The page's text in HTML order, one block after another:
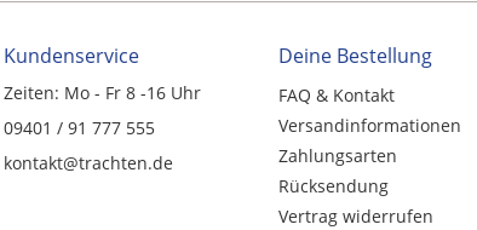
Kundenservice
Zeiten: Mo - Fr 8 -16 Uhr
09401 / 91 777 555
kontakt@trachten.de
Deine Bestellung
FAQ & Kontakt
Versandinformationen
Zahlungsarten
Rücksendung
Vertrag widerrufen